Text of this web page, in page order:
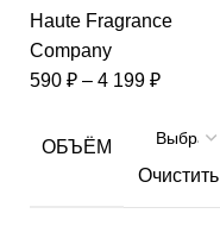
Haute Fragrance
Company
590 ₽ – 4 199 ₽
ОБЪЁМ
Очистить